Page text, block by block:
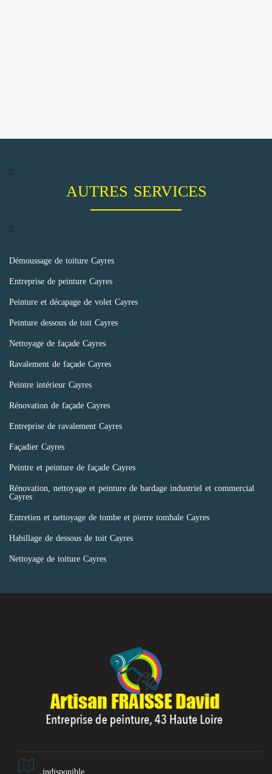
AUTRES SERVICES
Démoussage de toiture Cayres
Entreprise de peinture Cayres
Peinture et décapage de volet Cayres
Peinture dessous de toit Cayres
Nettoyage de façade Cayres
Ravalement de façade Cayres
Peintre intérieur Cayres
Rénovation de façade Cayres
Entreprise de ravalement Cayres
Façadier Cayres
Peintre et peinture de façade Cayres
Rénovation, nettoyage et peinture de bardage industriel et commercial
Cayres
Entretien et nettoyage de tombe et pierre tombale Cayres
Habillage de dessous de toit Cayres
Nettoyage de toiture Cayres
indisponible